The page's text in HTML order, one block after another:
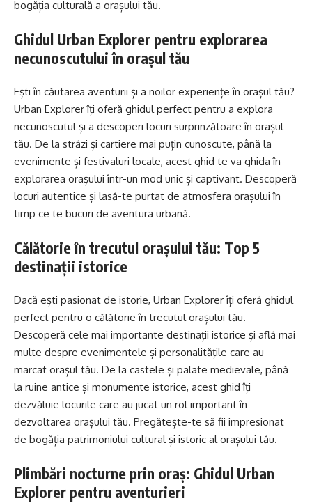
bogăția culturală a orașului tău.
Ghidul Urban Explorer pentru explorarea
necunoscutului în orașul tău
Ești în căutarea aventurii și a noilor experiențe în orașul tău?
Urban Explorer îți oferă ghidul perfect pentru a explora
necunoscutul și a descoperi locuri surprinzătoare în orașul
tău. De la străzi și cartiere mai puțin cunoscute, până la
evenimente și festivaluri locale, acest ghid te va ghida în
explorarea orașului într-un mod unic și captivant. Descoperă
locuri autentice și lasă-te purtat de atmosfera orașului în
timp ce te bucuri de aventura urbană.
Călătorie în trecutul orașului tău: Top 5
destinații istorice
Dacă ești pasionat de istorie, Urban Explorer îți oferă ghidul
perfect pentru o călătorie în trecutul orașului tău.
Descoperă cele mai importante destinații istorice și află mai
multe despre evenimentele și personalitățile care au
marcat orașul tău. De la castele și palate medievale, până
la ruine antice și monumente istorice, acest ghid îți
dezvăluie locurile care au jucat un rol important în
dezvoltarea orașului tău. Pregătește-te să fii impresionat
de bogăția patrimoniului cultural și istoric al orașului tău.
Plimbări nocturne prin oraș: Ghidul Urban
Explorer pentru aventurieri